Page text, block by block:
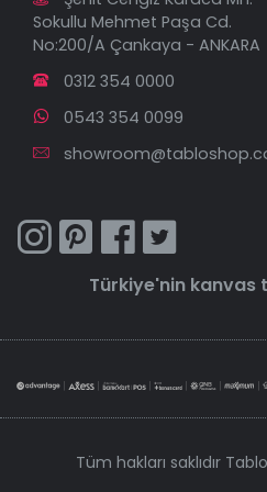
Sokullu Mehmet Paşa Cd.
No:200/A Çankaya - ANKARA
0312 354 0000
0543 354 0099
Türkiye'nin kanvas
Tüm hakları saklıdır